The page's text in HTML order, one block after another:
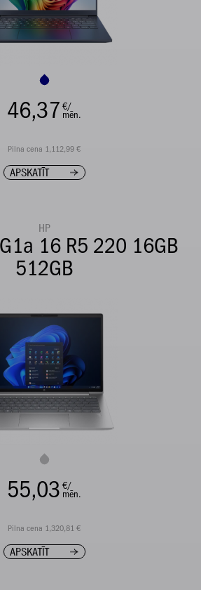
46,37 €/
mēn.
Pilna cena 1,112,99 €
APSKATĪT
HP
16 R5 220 16GB
512GB
55,03 €/
mēn.
Pilna cena 1,320,81 €
APSKATĪT